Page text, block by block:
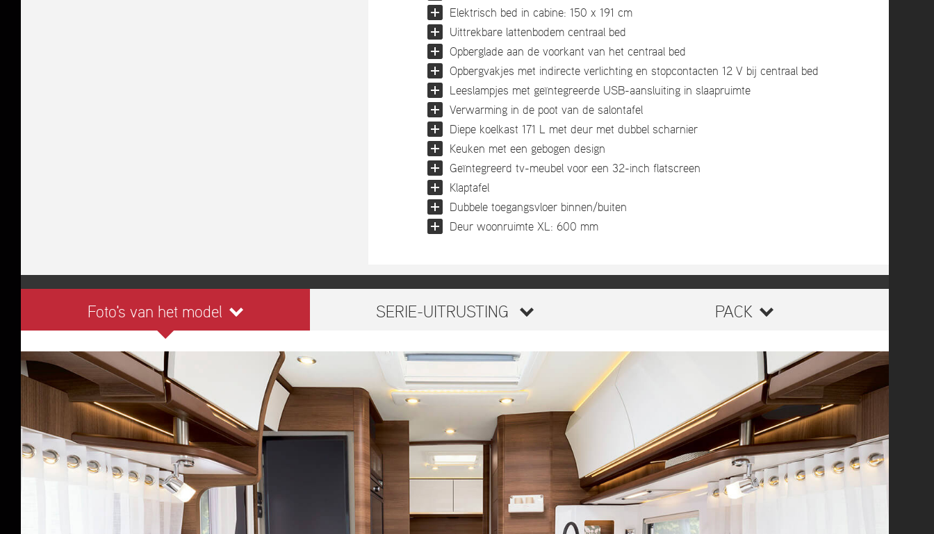
Elektrisch bed in cabine: 150 x 191 cm
Uittrekbare lattenbodem centraal bed
Opberglade aan de voorkant van het centraal bed
Opbergvakjes met indirecte verlichting en stopcontacten 12 V bij centraal bed
Leeslampjes met geïntegreerde USB-aansluiting in slaapruimte
Verwarming in de poot van de salontafel
Diepe koelkast 171 L met deur met dubbel scharnier
Keuken met een gebogen design
Geïntegreerd tv-meubel voor een 32-inch flatscreen
Klaptafel
Dubbele toegangsvloer binnen/buiten
Deur woonruimte XL: 600 mm
Foto's van het model SERIE-UITRUSTING PACK